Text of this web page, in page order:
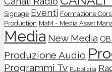
Signage Eventi Formazione Corsi
Production MaM - Media Asset
Media New Media
Produzione Audio
Programmi Tv Pubblicità